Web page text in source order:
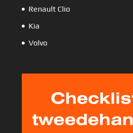
Renault Clio
Kia
Volvo